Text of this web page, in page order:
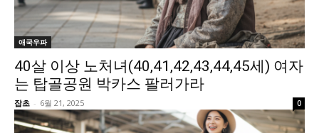
애국우파
40살 이상 노처녀(40,41,42,43,44,45세) 여자
는 탑골공원 박카스 팔러가라
잡초 - 6월 21, 2025 0